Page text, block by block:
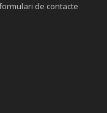
de contacte